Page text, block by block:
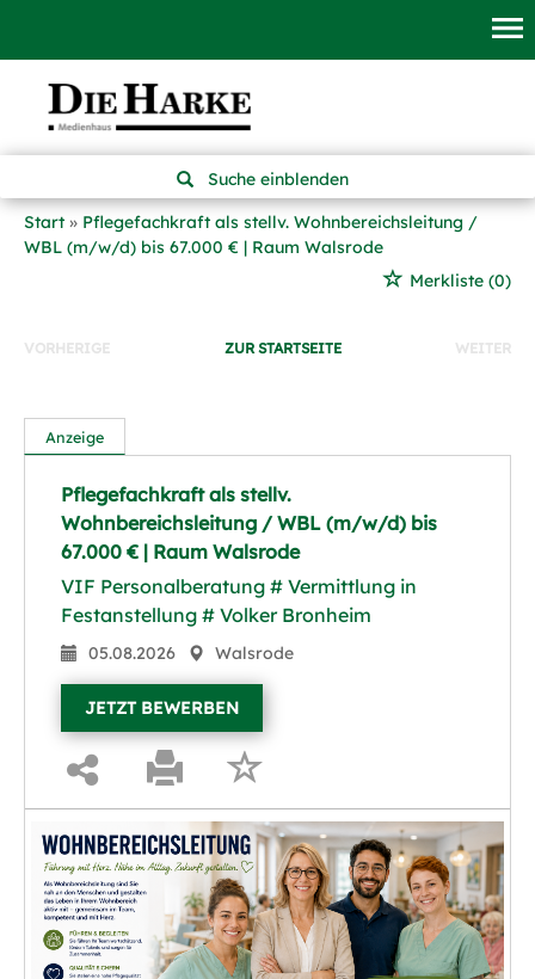
Suche einblenden
Start
Pflegefachkraft als stellv. Wohnbereichsleitung /
WBL (m/w/d) bis 67.000 € | Raum Walsrode
Merkliste (0)
VORHERIGE ZUR STARTSEITE WEITER
Anzeige
Pflegefachkraft als stellv.
Wohnbereichsleitung / WBL (m/w/d) bis
67.000 € | Raum Walsrode
VIF Personalberatung # Vermittlung in
Festanstellung # Volker Bronheim
05.08.2026 Walsrode
JETZT BEWERBEN